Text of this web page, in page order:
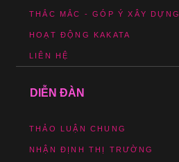
THẮC MẮC - GÓP Ý XÂY DỰNG
HOẠT ĐỘNG KAKATA
LIÊN HỆ
DIỄN ĐÀN
THẢO LUẬN CHUNG
NHẬN ĐỊNH THỊ TRƯỜNG